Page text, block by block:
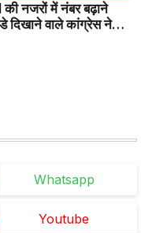
नजरों में नंबर बढ़ाने
दिखाने वाले कांग्रेस नेता
Whatsapp
Youtube